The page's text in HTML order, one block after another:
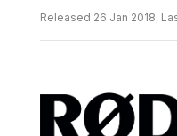
Released 26 Jan 2018,